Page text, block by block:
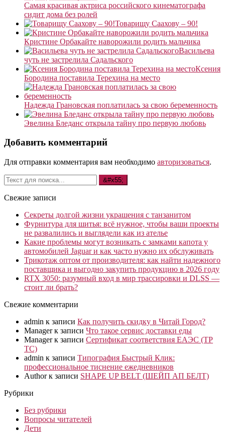
Самая красивая актриса российского кинематографа
сидит дома без ролей
Товарищу Саахову – 90!
Кристине Орбакайте наворожили родить мальчика
Васильева
чуть не застрелила Садальского
Ксения
Бородина поставила Терехина на место
Надежда Грановская поплатилась за свою беременность
Эвелина Бледанс открыла тайну про первую любовь
Добавить комментарий
Для отправки комментария вам необходимо авторизоваться.
Свежие записи
Секреты долгой жизни украшения с танзанитом
Фурнитура для шитья: всё нужное, чтобы ваши проекты
не развалились и выглядели как из ателье
Какие проблемы могут возникать с замками капота у
автомобилей Jaguar и как часто нужно их обслуживать
Трикотаж оптом от производителя: как найти надежного
поставщика и выгодно закупить продукцию в 2026 году
RTX 3050: разумный вход в мир трассировки и DLSS —
стоит ли брать?
Свежие комментарии
admin к записи Как получить скидку в Читай Город?
Managerк записи Что такое сервис доставки еды
Managerк записи Сертификат соответствия ЕАЭС (ТР
ТС)
admin к записи Типография Быстрый Клик:
профессиональное тиснение ежедневников
Authorк записи SHAPE UP BELT (ШЕЙП АП БЕЛТ)
Рубрики
Без рубрики
Вопросы читателей
Дети